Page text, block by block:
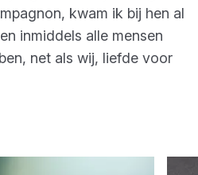
kwam ik bij hen al
inmiddels alle mensen
net als wij, liefde voor